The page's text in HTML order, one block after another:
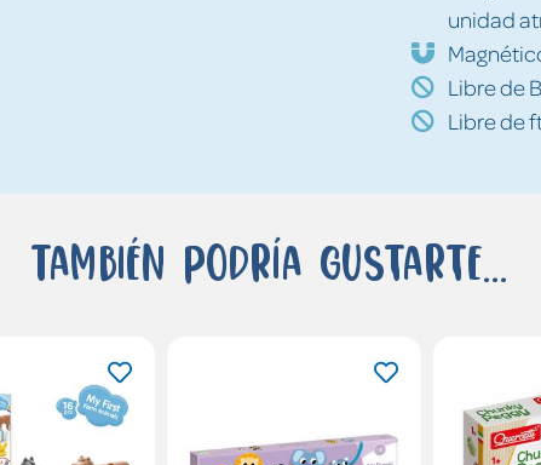
unidad
Libre de
Libre de
También podría gustarte...